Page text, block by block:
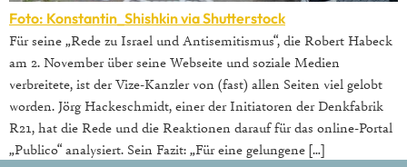
Foto: Konstantin_Shishkin via Shutterstock
Für seine „Rede zu Israel und Antisemitismus“, die Robert Habeck
am 2. November über seine Webseite und soziale Medien
verbreitete, ist der Vize-Kanzler von (fast) allen Seiten viel gelobt
worden. Jörg Hackeschmidt, einer der Initiatoren der Denkfabrik
R21, hat die Rede und die Reaktionen darauf für das online-Portal
„Publico“ analysiert. Sein Fazit: „Für eine gelungene […]